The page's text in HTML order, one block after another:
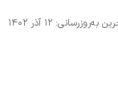
به‌روزرسانی: ۱۲ آذر ۱۴۰۲